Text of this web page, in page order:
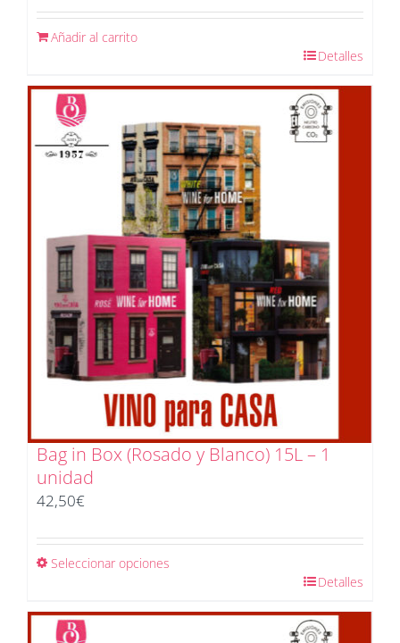
Añadir al carrito
Detalles
Bag in Box (Rosado y Blanco) 15L – 1
unidad
42,50€
Seleccionar opciones
Detalles